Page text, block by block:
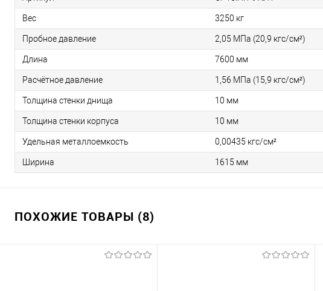
Вес 3250 кг
Пробное давление 2,05 МПа (20,9 кгс/см²)
Длина 7600 мм
Расчётное давление 1,56 МПа (15,9 кгс/см²)
Толщина стенки днища 10 мм
Толщина стенки корпуса 10 мм
Удельная металлоемкость 0,00435 кгс/см²
Ширина 1615 мм
ПОХОЖИЕ ТОВАРЫ (8)